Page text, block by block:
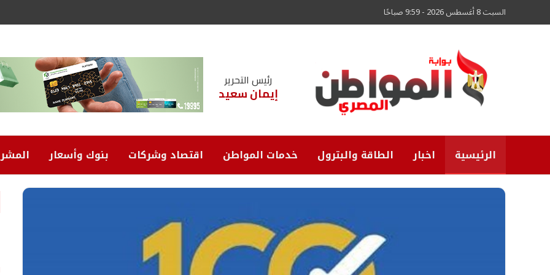
السبت 8 أغسطس 2026 - 9:59 صباحًا
رئيس التحرير
إيمان سعيد
الرئيسية اخبار الطاقة والبترول خدمات المواطن اقتصاد وشركات بنوك وأسعار